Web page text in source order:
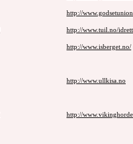
http://
http://www.tuil.no/
http://www.isberget.no/
http://www.ullkisa.no
http://